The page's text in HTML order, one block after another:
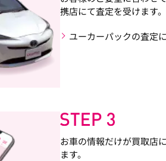
携店にて査定を受けます。
ユーカーパックの査定
お車の情報だけが買取店
ます。